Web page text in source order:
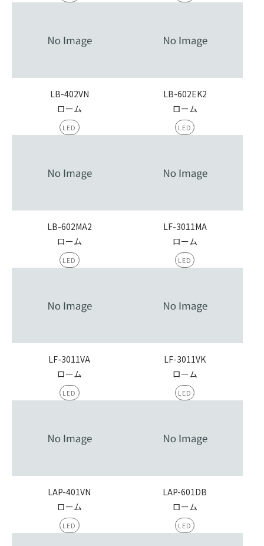
LB-402VN
ローム
LED
LB-602EK2
ローム
LED
LB-602MA2
ローム
LED
LF-3011MA
ローム
LED
LF-3011VA
ローム
LED
LF-3011VK
ローム
LED
LAP-401VN
ローム
LED
LAP-601DB
ローム
LED